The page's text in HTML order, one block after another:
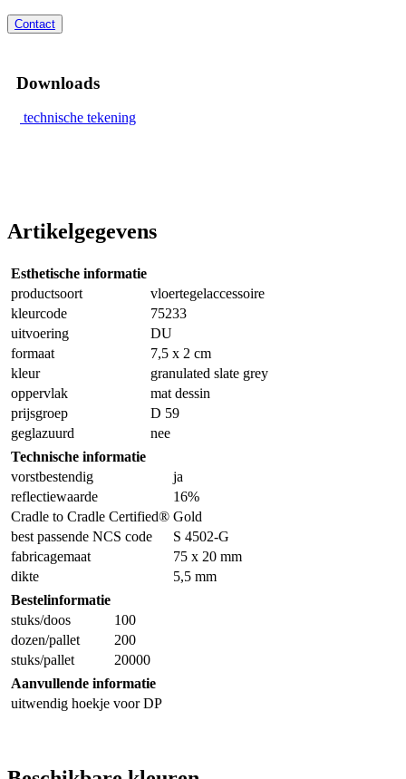
Contact
Downloads
technische tekening
Artikelgegevens
Esthetische informatie
productsoort
vloertegelaccessoire
kleurcode
75233
uitvoering
DU
formaat
7,5 x 2 cm
kleur
granulated slate grey
oppervlak
mat dessin
prijsgroep
D 59
geglazuurd
nee
Technische informatie
vorstbestendig
ja
reflectiewaarde
16%
Cradle to Cradle Certified® Gold
best passende NCS code
S 4502-G
fabricagemaat
75 x 20 mm
dikte
5,5 mm
Bestelinformatie
stuks/doos
100
dozen/pallet
200
stuks/pallet
20000
Aanvullende informatie
uitwendig hoekje voor DP